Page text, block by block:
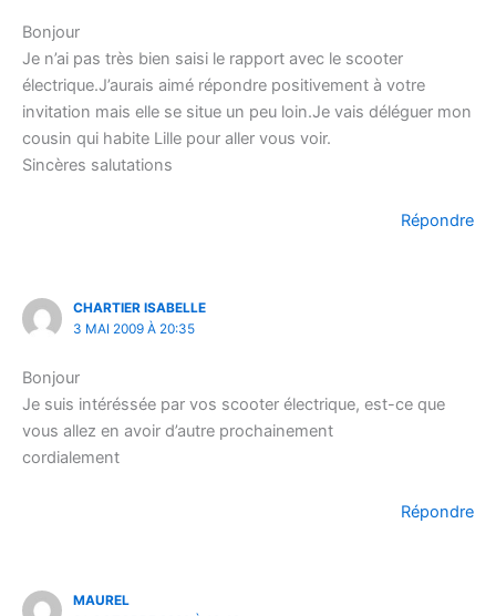
Bonjour
Je n’ai pas très bien saisi le rapport avec le scooter
électrique.J’aurais aimé répondre positivement à votre
invitation mais elle se situe un peu loin.Je vais déléguer mon
cousin qui habite Lille pour aller vous voir.
Sincères salutations
Répondre
CHARTIER ISABELLE
3 MAI 2009 À 20:35
Bonjour
Je suis intéréssée par vos scooter électrique, est-ce que
vous allez en avoir d’autre prochainement
cordialement
Répondre
MAUREL